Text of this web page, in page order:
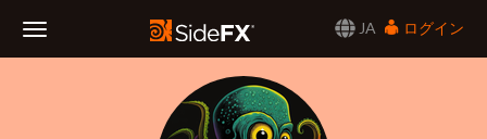
JA
ログイン